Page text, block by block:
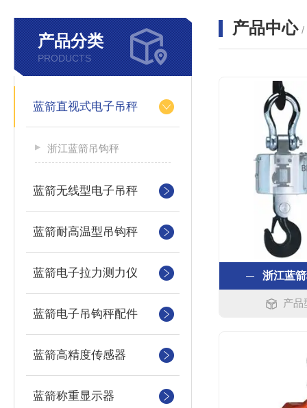
产品分类
PRODUCTS
蓝箭直视式电子吊秤
浙江蓝箭吊钩秤
蓝箭无线型电子吊秤
蓝箭耐高温型吊钩秤
蓝箭电子拉力测力仪
蓝箭电子吊钩秤配件
蓝箭高精度传感器
蓝箭称重显示器
产品中心 /
浙江蓝
产品